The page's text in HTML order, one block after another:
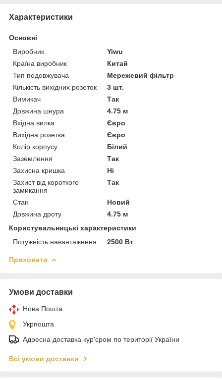
Характеристики
Основні
Виробник
Yiwu
Країна виробник
Китай
Тип подовжувача
Мережевий фільтр
Кількість вихідних розеток
3 шт.
Вимикач
Так
Довжина шнура
4.75 м
Вхідна вилка
Євро
Вихідна розетка
Євро
Колір корпусу
Білий
Заземлення
Так
Захисна кришка
Ні
Захист від короткого
замикання
Так
Стан
Новий
Довжина дроту
4.75 м
Користувальницькі характеристики
Потужність навантаження
2500 Вт
Приховати
Умови доставки
Нова Пошта
Укрпошта
Адресна доставка кур'єром по території України
Всі умови доставки